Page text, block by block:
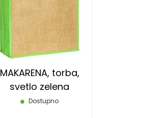
MAKARENA, torba,
svetlo zelena
Dostupno